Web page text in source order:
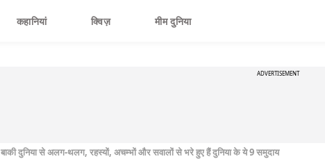
कहानियां क्विज़ मीम दुनिया
ADVERTISEMENT
बाकी दुनिया से अलग-थलग, रहस्यों, अचम्भों और सवालों से भरे हुए हैं दुनिया के ये 9 समुदाय